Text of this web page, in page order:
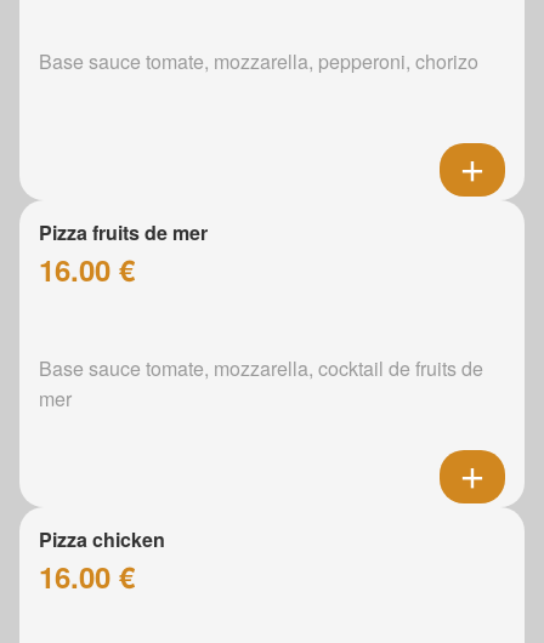
Base sauce tomate, mozzarella, pepperoni, chorizo
Pizza fruits de mer
16.00 €
Base sauce tomate, mozzarella, cocktail de fruits de
mer
Pizza chicken
16.00 €